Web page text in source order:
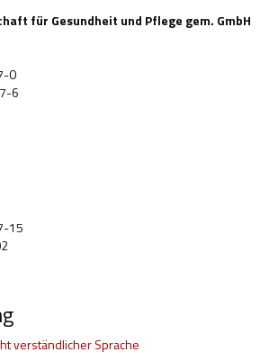
für Gesundheit und Pflege gem. GmbH
0
6
15
verständlicher Sprache